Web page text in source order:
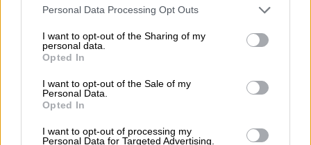
Please note that this website/app uses one or more Google
not limited to your visit or usage behaviour. You may click to
grant or deny consent to Google and its third-party tags to
use your data for below specified purposes in below Google
consent section.
Personal Data Processing Opt Outs
I want to opt-out of the Sharing of my
personal data.
Opted In
I want to opt-out of the Sale of my
Personal Data.
Opted In
I want to opt-out of processing my
Personal Data for Targeted Advertising.